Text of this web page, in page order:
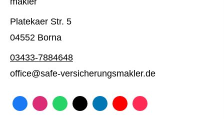
Platekaer Str. 5
04552 Borna
03433-7884648
office@safe-versicherungsmakler.de